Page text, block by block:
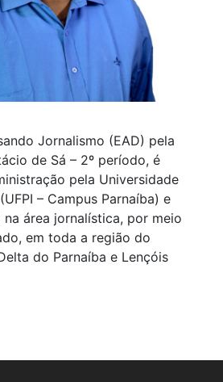
Jornalismo (EAD) pela
de Sá – 2º período, é
pela Universidade
– Campus Parnaíba) e
área jornalística, por meio
em toda a região do
do Parnaíba e Lençóis